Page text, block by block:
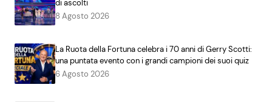
di ascolti
8 Agosto 2026
La Ruota della Fortuna celebra i 70 anni di Gerry Scotti:
una puntata evento con i grandi campioni dei suoi quiz
6 Agosto 2026